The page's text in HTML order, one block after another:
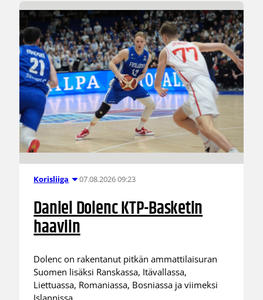
Korisliiga 07.08.2026 09:23
Daniel Dolenc KTP-Basketin
haaviin
Dolenc on rakentanut pitkän ammattilaisuran
Suomen lisäksi Ranskassa, Itävallassa,
Liettuassa, Romaniassa, Bosniassa ja viimeksi
Islannissa.